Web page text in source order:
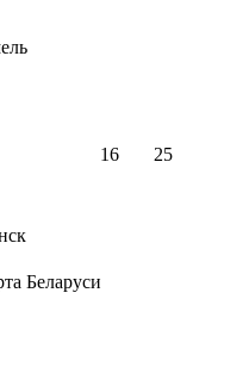
16 25
Беларуси